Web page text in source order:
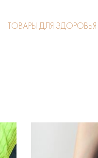
ТОВАРЫ ДЛЯ ЗДОРОВЬЯ